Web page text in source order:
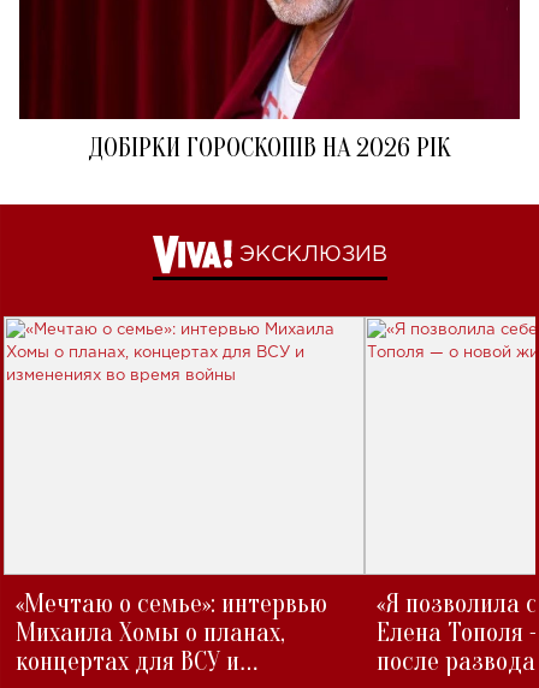
ДОБІРКИ ГОРОСКОПІВ НА 2026 РІК
ЭКСКЛЮЗИВ
«Мечтаю о семье»: интервью
Михаила Хомы о планах,
концертах для ВСУ и
«Я позволила
Елена Тополя
после развода